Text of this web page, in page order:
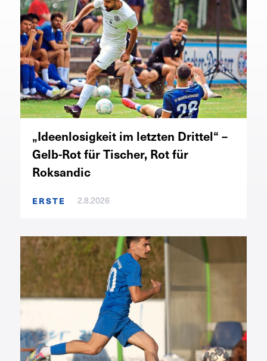
„Ideenlosigkeit im letzten Drittel“ –
Gelb-Rot für Tischer, Rot für
Roksandic
ERSTE 2.8.2026